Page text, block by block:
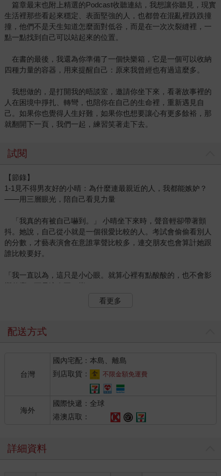
篇章最末也附上精選的Podcast收聽連結，我想讓你聽見，現實
生活裡那些看起來穩定、表面堅強的人，也都曾在混亂裡跌跌撞
撞，他們不是天生知道怎麼面對低谷，而是在一次次裂縫裡，一
點一點找到自己可以站起來的位置。
在書的最後，我還為你準備了一個快樂箱，它是一個可以收納
四種力量的容器，用來提醒自己：原來我曾經也有過這麼多。
我想做的，是打開我的晤談室，邀請你坐下來，看著故事裡的
人在困境中掙扎、轉彎，也陪你在自己的生命裡，重新遇見自
己。如果你也覺得人生好難，如果你也想要讓心有更多餘裕，那
就翻開下一頁，我們一起，練習笑著走下去。
試閱
【節錄】
1-1見不得男友好的小晴：為什麼連最親近的人，我都能嫉妒？
——用三層眼光，陪自己看見力量
「我真的有被自己嚇到。」 小晴坐下來時，聲音輕卻帶著顫
抖。她說，自己從小就是一個很愛比較的人。考試會偷偷看別人
的分數，才藝表演會在意誰掌聲比較多，連交朋友也會算計她跟
誰比較要好。
「我一直以為，這只是小心眼。就算心裡有點酸酸的，也不會影
響什麼，可是這次不一樣⋯⋯。」
邊，原本想一起笑，可是心裡卻忍不住泛酸。回到家後，她情緒
「我很丟臉。」她垂下頭，聲音很緊，「我發現自己的那個不
舒服，居然是見不得他好。我怎麼會這樣？竟然連最親近的人，
原來，我的價值綁在別人的眼光裡
提醒妳，有些事情對妳很重要。」
看更多
配送方式
台灣
國內宅配：本島、離島
到店取貨：
不限金額免運費
海外
國際快遞：全球
港澳店取：
詳細資料